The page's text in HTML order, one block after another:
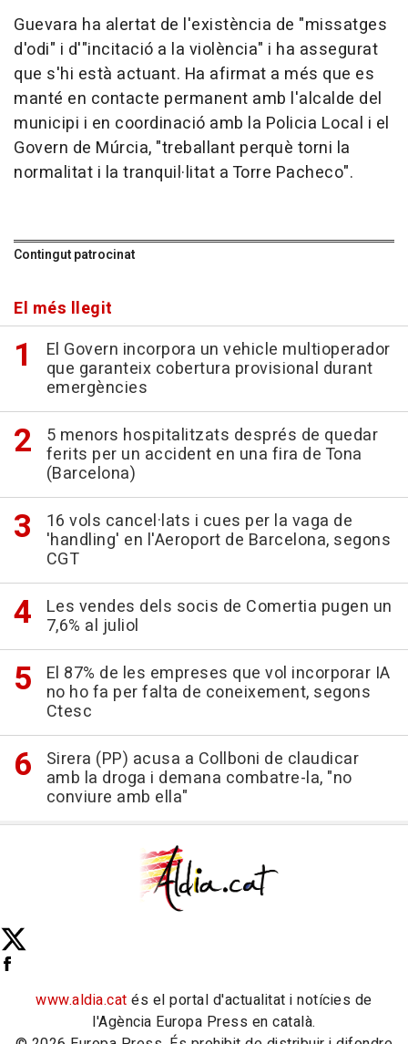
Guevara ha alertat de l'existència de "missatges
d'odi" i d'"incitació a la violència" i ha assegurat
que s'hi està actuant. Ha afirmat a més que es
manté en contacte permanent amb l'alcalde del
municipi i en coordinació amb la Policia Local i el
Govern de Múrcia, "treballant perquè torni la
normalitat i la tranquil·litat a Torre Pacheco".
Contingut patrocinat
El més llegit
El Govern incorpora un vehicle multioperador
que garanteix cobertura provisional durant
emergències
5 menors hospitalitzats després de quedar
ferits per un accident en una fira de Tona
(Barcelona)
16 vols cancel·lats i cues per la vaga de
'handling' en l'Aeroport de Barcelona, segons
CGT
Les vendes dels socis de Comertia pugen un
7,6% al juliol
El 87% de les empreses que vol incorporar IA
no ho fa per falta de coneixement, segons
Ctesc
Sirera (PP) acusa a Collboni de claudicar
amb la droga i demana combatre-la, "no
conviure amb ella"
www.aldia.cat és el portal d'actualitat i notícies de
l'Agència Europa Press en català.